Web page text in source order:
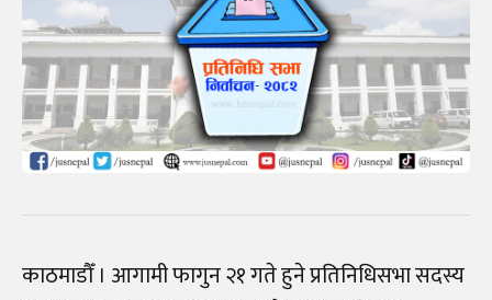
काठमाडौँ । आगामी फागुन २१ गते हुने प्रतिनिधिसभा सदस्य